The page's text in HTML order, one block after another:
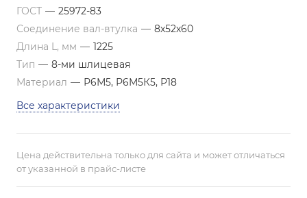
ГОСТ — 25972-83
Соединение вал-втулка — 8х52х60
Длина L, мм — 1225
Тип — 8-ми шлицевая
Материал — Р6М5, Р6М5К5, Р18
Все характеристики
Цена действительна только для сайта и может отличаться
от указанной в прайс-листе